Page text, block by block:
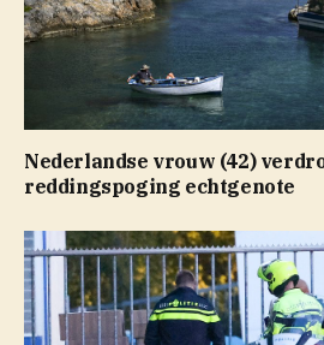
Nederlandse vrouw (42)
reddingspoging echtgenote